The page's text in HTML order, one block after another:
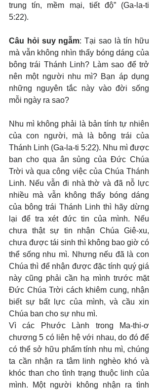
trung tín, mềm mại, tiết độ” (Ga-la-ti
5:22).
Câu hỏi suy ngẫm: Tại sao là tín hữu
mà vẫn không nhìn thấy bóng dáng của
bông trái Thánh Linh? Làm sao để trở
nên một người nhu mì? Bạn áp dụng
những nguyên tắc này vào đời sống
mỗi ngày ra sao?
Nhu mì không phải là bản tính tự nhiên
của con người, mà là bông trái của
Thánh Linh (Ga-la-ti 5:22). Nhu mì được
ban cho qua ân sủng của Đức Chúa
Trời và qua công việc của Chúa Thánh
Linh. Nếu vẫn đi nhà thờ và đã nỗ lực
nhiều mà vẫn không thấy bóng dáng
của bông trái Thánh Linh thì hãy dừng
lại để tra xét đức tin của mình. Nếu
chưa thật sự tin nhận Chúa Giê-xu,
chưa được tái sinh thì không bao giờ có
thể sống nhu mì. Nhưng nếu đã là con
Chúa thì để nhận được đặc tính quý giá
này cũng phải cần hạ mình trước mặt
Đức Chúa Trời cách khiêm cung, nhận
biết sự bất lực của mình, và cầu xin
Chúa ban cho sự nhu mì.
Vì các Phước Lành trong Ma-thi-ơ
chương 5 có liên hệ với nhau, do đó để
có thể sở hữu phẩm tính nhu mì, chúng
ta cần nhận ra tâm linh nghèo khó và
khóc than cho tình trạng thuộc linh của
mình. Một người không nhận ra tình